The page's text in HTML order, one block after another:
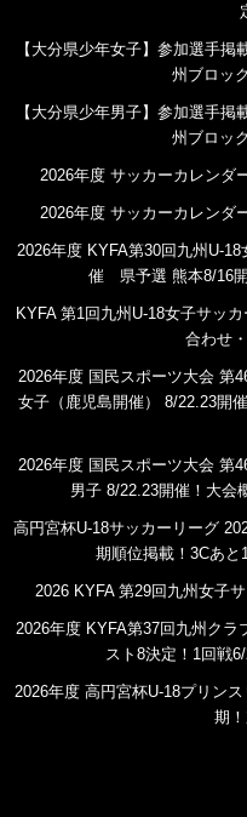
【大分県少年女子】参加選手
州ブロッ
【大分県少年男子】参加選手
州ブロッ
2026年度 サッカーカレンダ
2026年度 サッカーカレンダ
2026年度 KYFA第30回九州U-
催 県予選 熊本8/16開
KYFA 第1回九州U-18女子サッ
合わせ
2026年度 国民スポーツ大会 第
女子（鹿児島開催） 8/22.23開
2026年度 国民スポーツ大会 第
男子 8/22.23開催！大会
高円宮杯U-18サッカーリーグ
期順位掲載！3Cあと
2026 KYFA 第29回九州女子
2026年度 KYFA第37回九州ク
スト8決定！1回戦
2026年度 高円宮杯U-18プリン
期